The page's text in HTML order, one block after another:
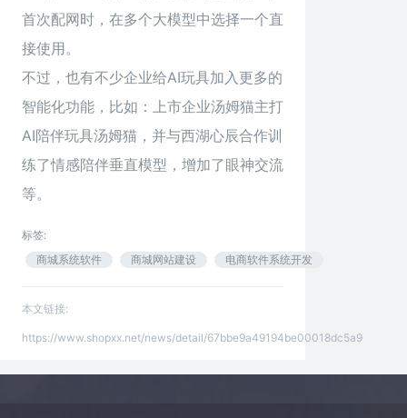
首次配网时，在多个大模型中选择一个直
接使用。
不过，也有不少企业给AI玩具加入更多的
智能化功能，比如：上市企业汤姆猫主打
AI陪伴玩具汤姆猫，并与西湖心辰合作训
练了情感陪伴垂直模型，增加了眼神交流
等。
标签:
商城系统软件
商城网站建设 电商软件系统开发
本文链接:
https://www.shopxx.net/news/detail/67bbe9a49194be00018dc5a9